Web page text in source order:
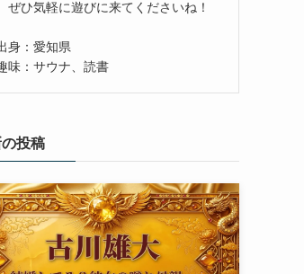
ぜひ気軽に遊びに来てくださいね！
身：愛知県
味：サウナ、読書
投稿